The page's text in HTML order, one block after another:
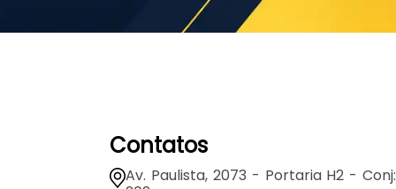
Contatos
Av. Paulista, 2073 - Portaria H2 - Conj: